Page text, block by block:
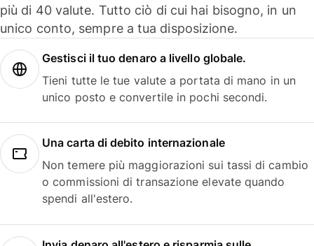
più di 40 valute. Tutto ciò di cui hai bisogno, in un
unico conto, sempre a tua disposizione.
Gestisci il tuo denaro a livello globale.
Tieni tutte le tue valute a portata di mano in un
unico posto e convertile in pochi secondi.
Una carta di debito internazionale
Non temere più maggiorazioni sui tassi di cambio
o commissioni di transazione elevate quando
spendi all'estero.